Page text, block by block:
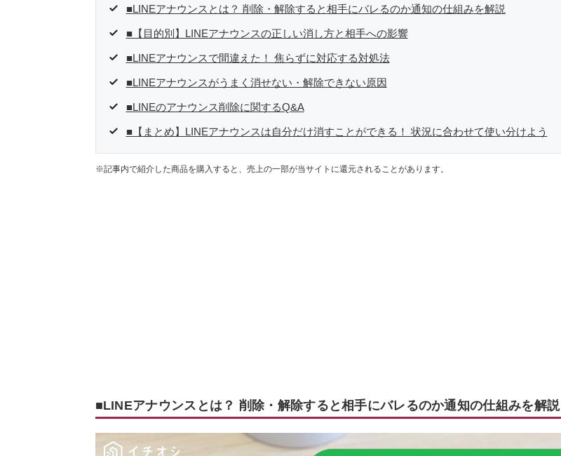
■LINEアナウンスとは？ 削除・解除すると相手にバレるのか通知の仕組みを解説
■【目的別】LINEアナウンスの正しい消し方と相手への影響
■LINEアナウンスで間違えた！ 焦らずに対応する対処法
■LINEアナウンスがうまく消せない・解除できない原因
■LINEのアナウンス削除に関するQ&A
■【まとめ】LINEアナウンスは自分だけ消すことができる！ 状況に合わせて使い分けよう
※記事内で紹介した商品を購入すると、売上の一部が当サイトに還元されることがあります。
■LINEアナウンスとは？ 削除・解除すると相手にバレるのか通知の仕組みを解説